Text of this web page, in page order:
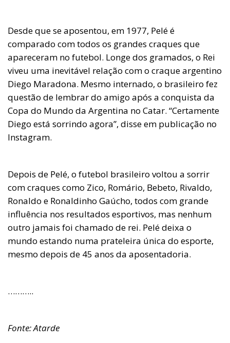
Desde que se aposentou, em 1977, Pelé é
comparado com todos os grandes craques que
apareceram no futebol. Longe dos gramados, o Rei
viveu uma inevitável relação com o craque argentino
Diego Maradona. Mesmo internado, o brasileiro fez
questão de lembrar do amigo após a conquista da
Copa do Mundo da Argentina no Catar. “Certamente
Diego está sorrindo agora”, disse em publicação no
Instagram.
Depois de Pelé, o futebol brasileiro voltou a sorrir
com craques como Zico, Romário, Bebeto, Rivaldo,
Ronaldo e Ronaldinho Gaúcho, todos com grande
influência nos resultados esportivos, mas nenhum
outro jamais foi chamado de rei. Pelé deixa o
mundo estando numa prateleira única do esporte,
mesmo depois de 45 anos da aposentadoria.
………..
Fonte: Atarde